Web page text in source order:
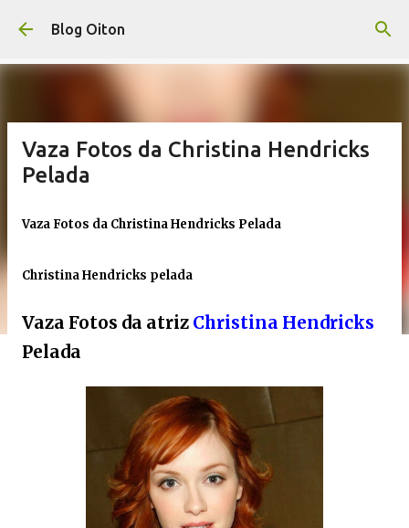
Pular para o conteúdo principal
Blog Oiton
Vaza Fotos da Christina Hendricks
Pelada
Vaza Fotos da Christina Hendricks Pelada
Christina Hendricks pelada
Vaza Fotos da atriz Christina Hendricks
Pelada